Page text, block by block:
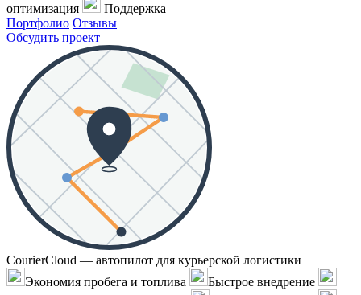
оптимизация
Поддержка
Портфолио Отзывы
Обсудить проект
CourierCloud — автопилот для курьерской логистики
Экономия пробега и топлива
Быстрое внедрение